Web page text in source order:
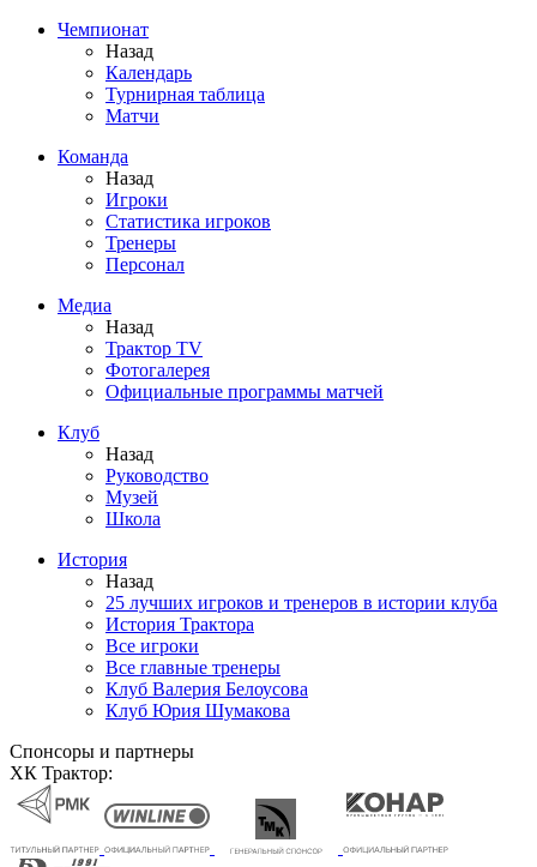
Чемпионат
Назад
Календарь
Турнирная таблица
Матчи
Команда
Назад
Игроки
Статистика игроков
Тренеры
Персонал
Медиа
Назад
Трактор TV
Фотогалерея
Официальные программы матчей
Клуб
Назад
Руководство
Музей
Школа
История
Назад
25 лучших игроков и тренеров в истории клуба
История Трактора
Все игроки
Все главные тренеры
Клуб Валерия Белоусова
Клуб Юрия Шумакова
Спонсоры и партнеры
ХК Трактор: